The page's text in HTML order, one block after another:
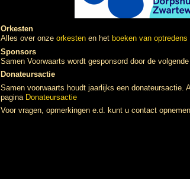
Orkesten
Alles over onze orkesten en het boeken van
Sponsors
Samen Voorwaarts wordt gesponsord door de volgende
Donateursactie
Samen voorwaarts houdt jaarlijks een donateursactie.
pagina Donateursactie
Voor vragen, opmerkingen e.d. kunt u contact